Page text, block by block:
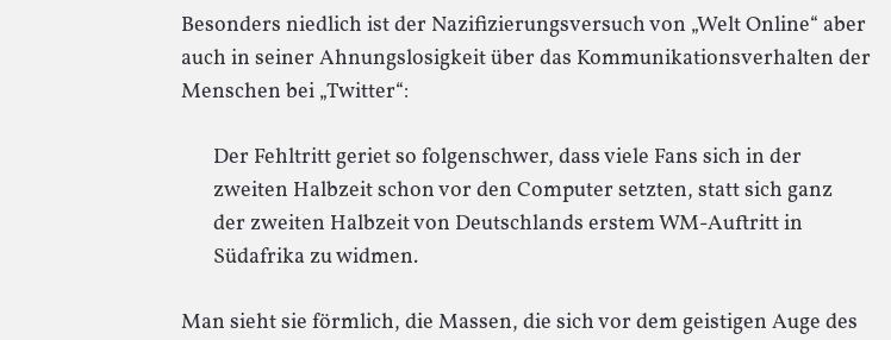
Besonders niedlich ist der Nazifizierungsversuch von „Welt Online“ aber
auch in seiner Ahnungslosigkeit über das Kommunikationsverhalten der
Menschen bei „Twitter“:
Der Fehltritt geriet so folgenschwer, dass viele Fans sich in der
zweiten Halbzeit schon vor den Computer setzten, statt sich ganz
der zweiten Halbzeit von Deutschlands erstem WM-Auftritt in
Südafrika zu widmen.
Man sieht sie förmlich, die Massen, die sich vor dem geistigen Auge des